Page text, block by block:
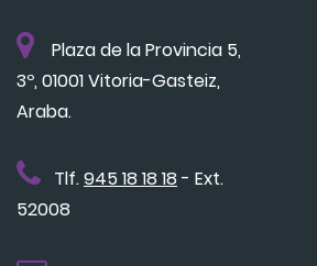
Plaza de la Provincia 5,
3º, 01001 Vitoria-Gasteiz,
Araba.
Tlf.945 18 18 18 - Ext.
52008